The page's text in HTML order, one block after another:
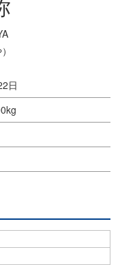
日